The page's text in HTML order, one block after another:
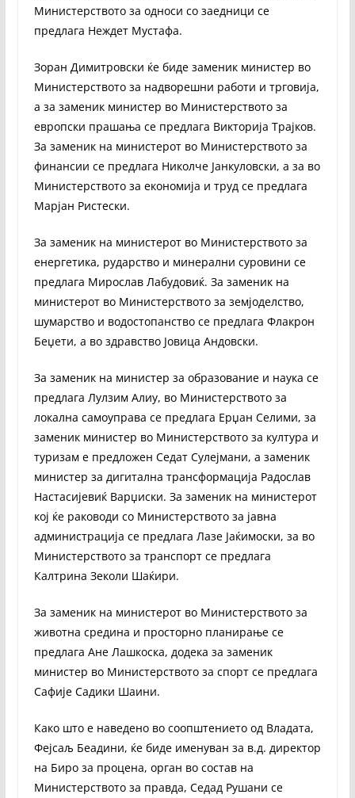
Министерството за односи со заедници се
предлага Неждeт Мустафа.
Зоран Димитровски ќе биде заменик министер во
Министерството за надворешни работи и трговија,
а за заменик министер во Министерството за
европски прашања се предлага Викторија Трајков.
За заменик на министерот во Министерството за
финансии се предлага Николче Јанкуловски, а за во
Министерството за економија и труд се предлага
Марјан Ристески.
За заменик на министерот во Министерството за
енергетика, рударство и минерални суровини се
предлага Мирослав Лабудовиќ. За заменик на
министерот во Министерството за земјоделство,
шумарство и водостопанство се предлага Флакрон
Беџети, а во здравство Јовица Андовски.
За заменик на министер за образование и наука се
предлага Лулзим Алиу, во Министерството за
локална самоуправа се предлага Ерџан Селими, за
заменик министер во Министерството за култура и
туризам е предложен Седат Сулејмани, а заменик
министер за дигитална трансформација Радослав
Настасијевиќ Варџиски. За заменик на министерот
кој ќе раководи со Министерството за јавна
администрација се предлага Лазе Јаќимоски, за во
Министерството за транспорт се предлага
Калтрина Зеколи Шаќири.
За заменик на министерот во Министерството за
животна средина и просторно планирање се
предлага Ане Лашкоска, додека за заменик
министер во Министерството за спорт се предлага
Сафије Садики Шаини.
Како што е наведено во соопштението од Владата,
Фејсаљ Беадини, ќе биде именуван за в.д. директор
на Биро за процена, орган во состав на
Министерството за правда, Седад Рушани се